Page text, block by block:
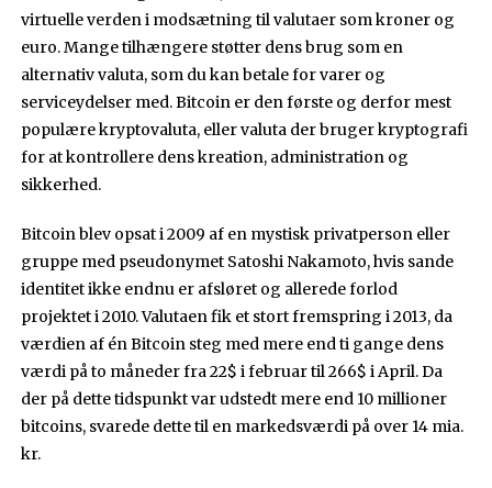
virtuelle verden i modsætning til valutaer som kroner og
euro. Mange tilhængere støtter dens brug som en
alternativ valuta, som du kan betale for varer og
serviceydelser med. Bitcoin er den første og derfor mest
populære kryptovaluta, eller valuta der bruger kryptografi
for at kontrollere dens kreation, administration og
sikkerhed.
Bitcoin blev opsat i 2009 af en mystisk privatperson eller
gruppe med pseudonymet Satoshi Nakamoto, hvis sande
identitet ikke endnu er afsløret og allerede forlod
projektet i 2010. Valutaen fik et stort fremspring i 2013, da
værdien af én Bitcoin steg med mere end ti gange dens
værdi på to måneder fra 22$ i februar til 266$ i April. Da
der på dette tidspunkt var udstedt mere end 10 millioner
bitcoins, svarede dette til en markedsværdi på over 14 mia.
kr.